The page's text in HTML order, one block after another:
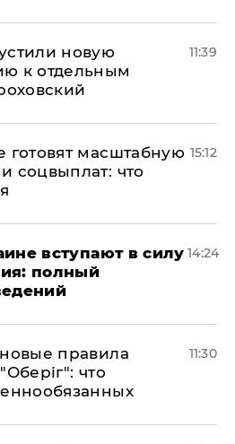
новую
к отдельным
11:39
готовят масштабную
соцвыплат: что
15:12
вступают в силу
полный
14:24
правила
что
11:30